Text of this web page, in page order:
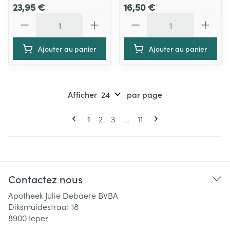
23,95 €
Ajouter au panier
16,50 €
Ajouter au panier
Vous lisez actuellement la page
1 Page
2 Page
3 ... Page
11
Afficher par page
Contactez nous
Apotheek Julie Debaere BVBA
Diksmuidestraat 18
8900 Ieper